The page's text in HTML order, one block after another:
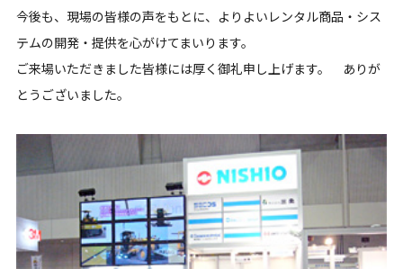
今後も、現場の皆様の声をもとに、よりよいレンタル商品・シス
テムの開発・提供を心がけてまいります。
ご来場いただきました皆様には厚く御礼申し上げます。 ありが
とうございました。